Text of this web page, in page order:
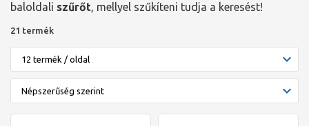
baloldali szűrőt, mellyel szűkíteni tudja a keresést!
21 termék